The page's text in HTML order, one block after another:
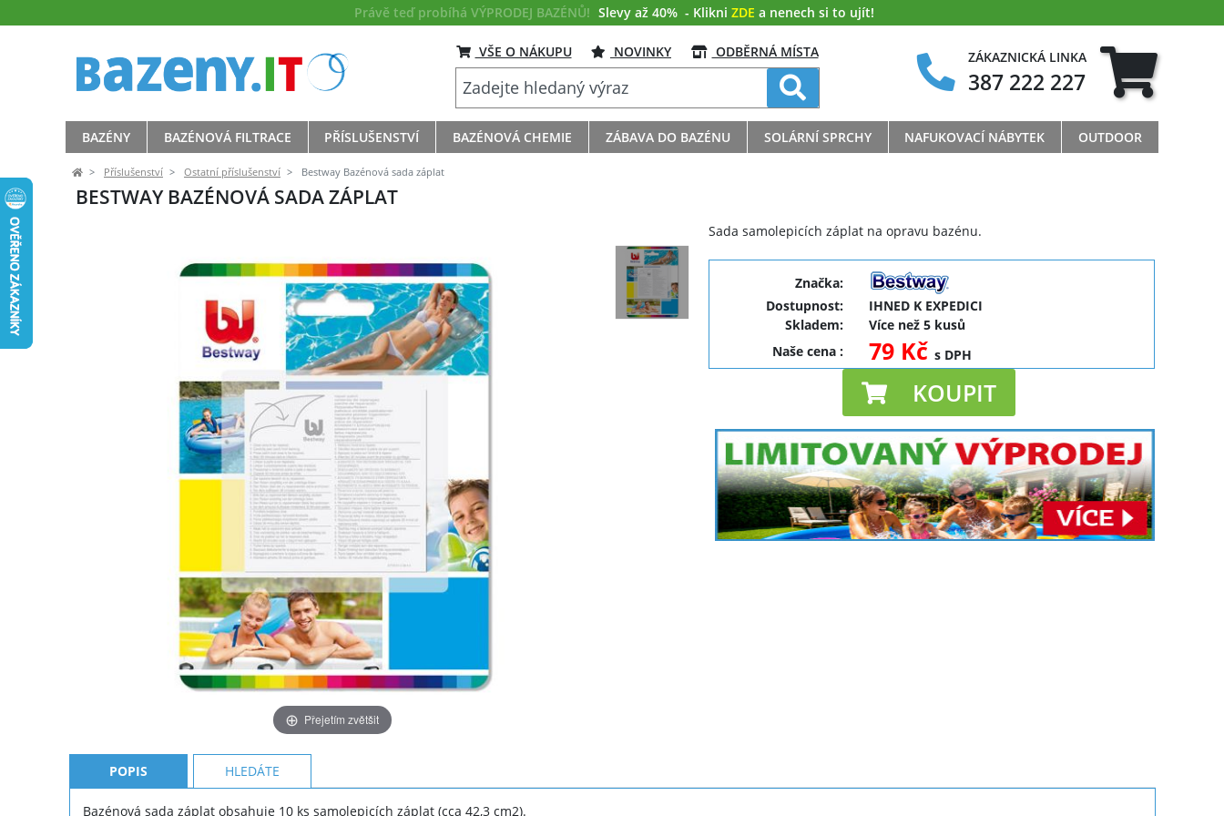
Právě teď probíhá VÝPRODEJ BAZÉNŮ! Slevy až 40% - Klikni ZDE a nenech si to ujít!
VŠE O NÁKUPU NOVINKY ODBĚRNÁ MÍSTA ZÁKAZNICKÁ LINKA
387 222 227
BAZÉNY BAZÉNOVÁ FILTRACE PŘÍSLUŠENSTVÍ BAZÉNOVÁ CHEMIE ZÁBAVA DO BAZÉNU SOLÁRNÍ SPRCHY NAFUKOVACÍ NÁBYTEK OUTDOOR
Příslušenství Ostatní příslušenství Bestway Bazénová sada záplat
BESTWAY BAZÉNOVÁ SADA ZÁPLAT
Přejetím zvětšit
Sada samolepicích záplat na opravu bazénu.
Značka:
Dostupnost:
IHNED K EXPEDICI
Skladem:
Více než 5 kusů
Naše cena: 79 Kčs DPH
KOUPIT
POPIS HLEDÁTE
Bazénová sada záplat obsahuje 10 ks samolepicích záplat (cca 42,3 cm2).